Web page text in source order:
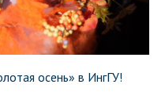
осень» в ИнгГУ!